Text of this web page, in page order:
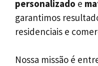
personalizado e
garantimos
residenciais e
Nossa missão é